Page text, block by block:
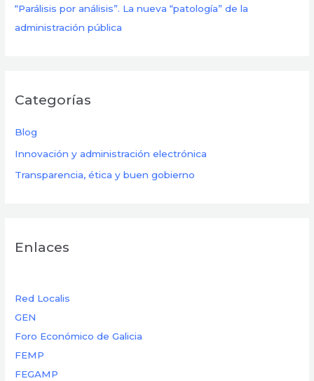
“Parálisis por análisis”. La nueva “patología” de la
administración pública
Categorías
Blog
Innovación y administración electrónica
Transparencia, ética y buen gobierno
Enlaces
Red Localis
GEN
Foro Económico de Galicia
FEMP
FEGAMP